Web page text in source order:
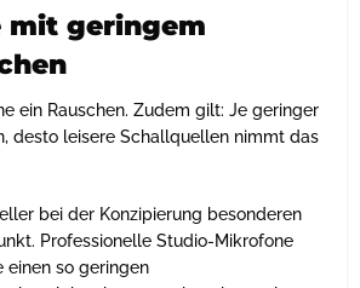
mit geringem
ein Rauschen. Zudem gilt: Je geringer
desto leisere Schallquellen nimmt das
bei der Konzipierung besonderen
Professionelle Studio-Mikrofone
einen so geringen